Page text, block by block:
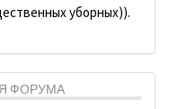
уборных)).
ФОРУМА